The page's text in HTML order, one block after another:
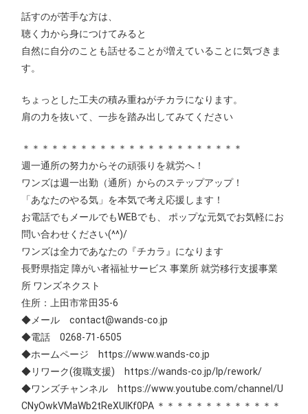
話すのが苦手な方は、
聴く力から身につけてみると
自然に自分のことも話せることが増えていることに気づきま
す。
ちょっとした工夫の積み重ねがチカラになります。
肩の力を抜いて、一歩を踏み出してみてください
＊＊＊＊＊＊＊＊＊＊＊＊＊＊＊＊＊＊＊＊＊＊＊
週一通所の努力からその頑張りを就労へ！
ワンズは週一出勤（通所）からのステップアップ！
「あなたのやる気」を本気で考え応援します！
お電話でもメールでもWEBでも、 ポップな元気でお気軽にお
問い合わせください(^^)/
ワンズは全力であなたの『チカラ』になります
長野県指定 障がい者福祉サービス 事業所 就労移行支援事業
所 ワンズネクスト
住所：上田市常田35-6
◆メール contact@wands-co.jp
◆電話 0268-71-6505
◆ホームページ https://www.wands-co.jp
◆リワーク(復職支援) https://wands-co.jp/lp/rework/
◆ワンズチャンネル https://www.youtube.com/channel/U
CNyOwkVMaWb2tReXUIKf0PA ＊＊＊＊＊＊＊＊＊＊＊＊＊